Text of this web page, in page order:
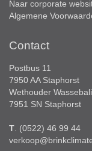
Naar corporate
Algemene
Contact
Postbus 11
7950 AA Staphorst
Wethouder
7951 SN Staphorst
T . (0522) 46 99 44